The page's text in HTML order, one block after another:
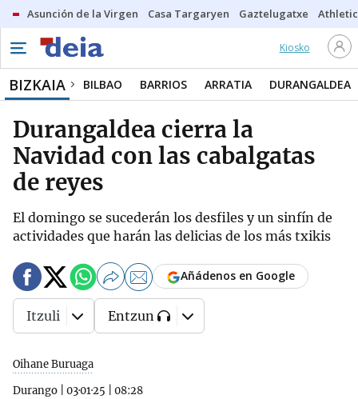
Asunción de la Virgen Casa Targaryen Gaztelugatxe Athletic
Kiosko
BIZKAIA BILBAO BARRIOS ARRATIA DURANGALDEA
Durangaldea cierra la
Navidad con las cabalgatas
de reyes
El domingo se sucederán los desfiles y un sinfín de
actividades que harán las delicias de los más txikis
Oihane Buruaga
Durango
03·01·25 08:28
Añádenos en Google
Itzuli Entzun